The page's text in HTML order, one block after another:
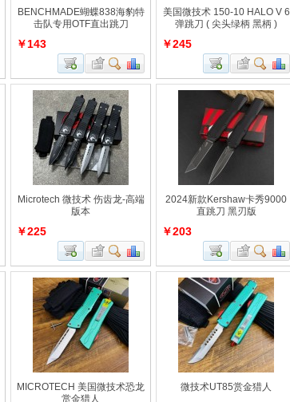
BENCHMADE蝴蝶838海豹特
击队专用OTF直出跳刀
￥143
美国微技术 150-10 HALO V 6
弹跳刀 ( 尖头绿柄 黑柄 )
￥245
Microtech 微技术 伤齿龙-高端
版本
￥225
2024新款Kershaw卡秀9000
直跳刀 黑刃版
￥203
MICROTECH 美国微技术恐龙
赏金猎人
微技术UT85赏金猎人